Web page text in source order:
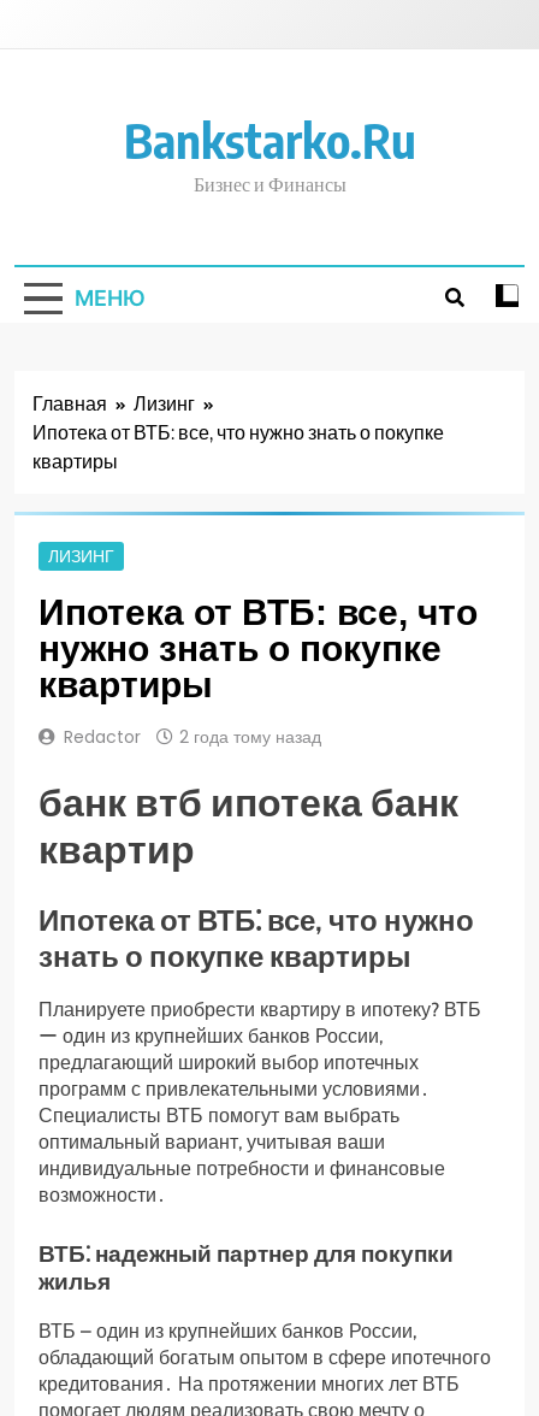
Bankstarko.ru
Бизнес и Финансы
МЕНЮ
Главная
Лизинг
Ипотека от ВТБ: все, что нужно знать о покупке
квартиры
ЛИЗИНГ
Ипотека от ВТБ: все, что
нужно знать о покупке
квартиры
Redactor 2 года тому назад
банк втб ипотека банк
квартир
Ипотека от ВТБ⁚ все, что нужно
знать о покупке квартиры
Планируете приобрести квартиру в ипотеку? ВТБ
ー один из крупнейших банков России,
предлагающий широкий выбор ипотечных
программ с привлекательными условиями․
Специалисты ВТБ помогут вам выбрать
оптимальный вариант, учитывая ваши
индивидуальные потребности и финансовые
возможности․
ВТБ⁚ надежный партнер для покупки
жилья
ВТБ – один из крупнейших банков России,
обладающий богатым опытом в сфере ипотечного
кредитования․ На протяжении многих лет ВТБ
помогает людям реализовать свою мечту о